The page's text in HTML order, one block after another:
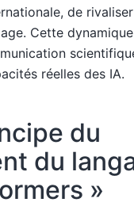
de
Cette
réelles des IA.
du
du
»